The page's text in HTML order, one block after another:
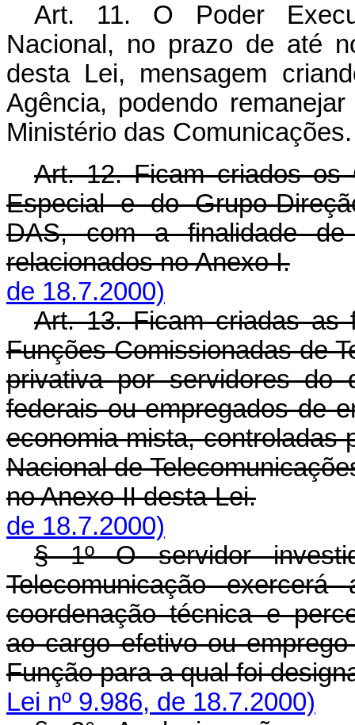
Art. 11. O Poder
Nacional, no prazo de até
desta Lei, mensagem
Agência, podendo
Ministério das Comunicações.
Art. 12. Ficam criados os
Especial e do Grupo-
DAS, com a finalidade
relacionados no Anexo I.
de 18.7.2000)
Art. 13. Ficam criadas as
Funções Comissionadas de
privativa por servidores do
federais ou empregados de
economia mista, controladas
Nacional de
no Anexo II desta Lei.
de 18.7.2000)
§ 1º O servidor
Telecomunicação
coordenação técnica e
ao cargo efetivo ou
Função para a qual foi
Lei nº 9.986, de 18.7.2000)